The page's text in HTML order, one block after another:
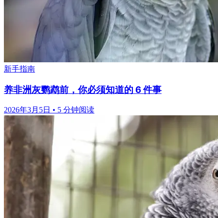
新手指南
养非洲灰鹦鹉前，你必须知道的 6 件事
2026年3月5日 • 5 分钟阅读